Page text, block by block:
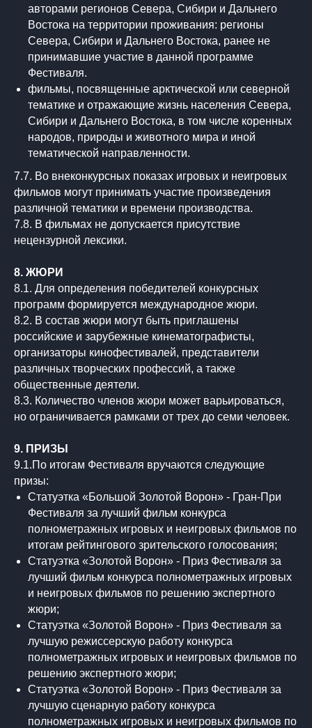
авторами регионов Севера, Сибири и Дальнего
Востока на территории проживания: регионы
Севера, Сибири и Дальнего Востока, ранее не
принимавшие участие в данной программе
Фестиваля.
фильмы, посвященные арктической или северной
тематике и отражающие жизнь населения Севера,
Сибири и Дальнего Востока, в том числе коренных
народов, природы и животного мира и иной
тематической направленности.
7.7. Во внеконкурсных показах игровых и неигровых
фильмов могут принимать участие произведения
различной тематики и времени производства.
7.8. В фильмах не допускается присутствие
нецензурной лексики.
8. ЖЮРИ
8.1. Для определения победителей конкурсных
программ формируется международное жюри.
8.2. В состав жюри могут быть приглашены
российские и зарубежные кинематографисты,
организаторы кинофестивалей, представители
различных творческих профессий, а также
общественные деятели.
8.3. Количество членов жюри может варьироваться,
но ограничивается рамками от трех до семи человек.
9. ПРИЗЫ
9.1.По итогам Фестиваля вручаются следующие
призы:
Статуэтка «Большой Золотой Ворон» - Гран-При
Фестиваля за лучший фильм конкурса
полнометражных игровых и неигровых фильмов по
итогам рейтингового зрительского голосования;
Статуэтка «Золотой Ворон» - Приз Фестиваля за
лучший фильм конкурса полнометражных игровых
и неигровых фильмов по решению экспертного
жюри;
Статуэтка «Золотой Ворон» - Приз Фестиваля за
лучшую режиссерскую работу конкурса
полнометражных игровых и неигровых фильмов по
решению экспертного жюри;
Статуэтка «Золотой Ворон» - Приз Фестиваля за
лучшую сценарную работу конкурса
полнометражных игровых и неигровых фильмов по